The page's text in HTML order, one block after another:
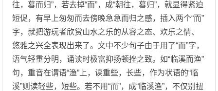
往，暮而归”，若去掉“而”，成“朝往，暮归”，就显得紧迫
短促，有早上匆匆而去傍晚急急而归之感，插入两个“而”
字，就把游玩者欣赏山水之乐的从容之态、欢乐之情、
悠雅之兴全表现出来了。文中不少句子由于用了“而”字，
语气轻重分明，诵读时极富抑扬顿挫之致。如“临溪而渔”
句，重音在谓语“渔”上，读重些，长些，作为状语的“临
溪”则读轻些，短些。若不用“而”，成“临溪渔”，不仅别扭